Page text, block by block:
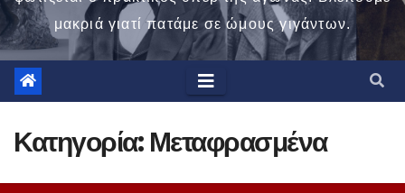
μακριά γιατί πατάμε σε ώμους γιγάντων.
Κατηγορία: Μεταφρασμένα